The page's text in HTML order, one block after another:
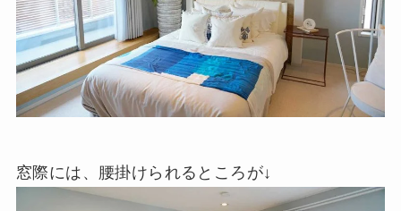
窓際には、腰掛けられるところが↓